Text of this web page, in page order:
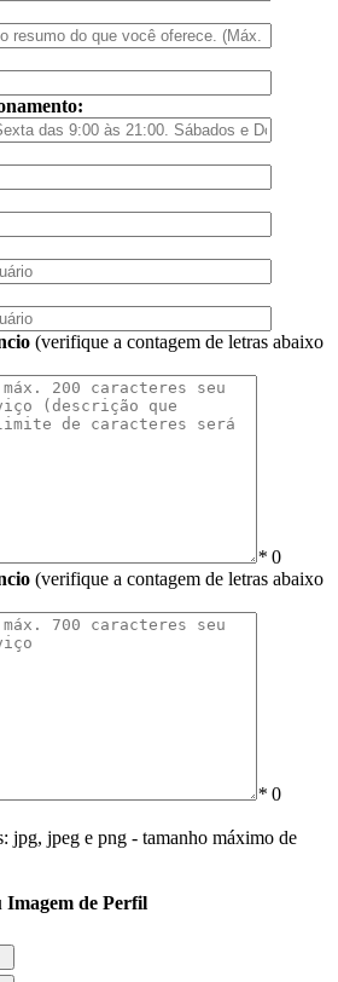
(verifique a contagem de letras abaixo
* 0
(verifique a contagem de letras abaixo
* 0
jpg, jpeg e png - tamanho máximo de
Imagem de Perfil